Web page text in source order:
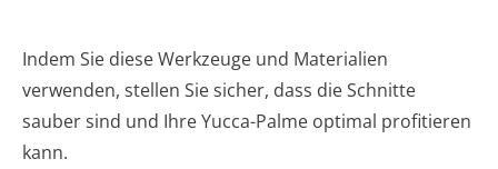
Indem Sie diese Werkzeuge und Materialien
verwenden, stellen Sie sicher, dass die Schnitte
sauber sind und Ihre Yucca-Palme optimal profitieren
kann.